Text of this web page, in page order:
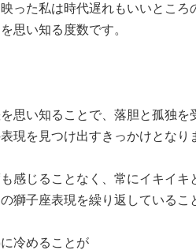
った私は時代遅れもいいとこ
思い知る度数です。
思い知ることで、落胆と孤独
現を見つけ出すきっかけとなり
感じることなく、常にイキイ
獅子座表現を繰り返しているこ
冷めることが